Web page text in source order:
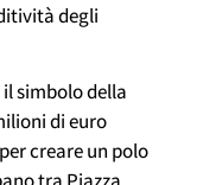
degli
simbolo della
di euro
creare un polo